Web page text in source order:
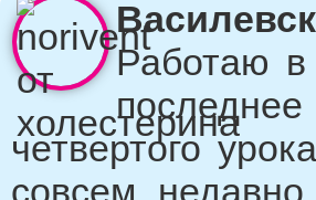
Работаю в
четвертого
совсем